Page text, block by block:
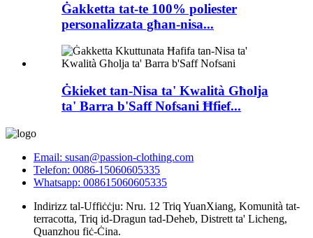
Ġakketta tat-te 100% poliester
personalizzata għan-nisa...
Ġkieket tan-Nisa ta' Kwalità Għolja
ta' Barra b'Saff Nofsani Ħfief...
Email: susan@passion-clothing.com
Telefon: 0086-15060605335
Whatsapp: 008615060605335
Indirizz tal-Uffiċċju: Nru. 12 Triq YuanXiang, Komunità tat-
terracotta, Triq id-Dragun tad-Deheb, Distrett ta' Licheng,
Quanzhou fiċ-Ċina.